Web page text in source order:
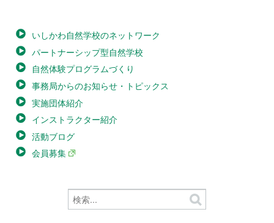
いしかわ自然学校のネットワーク
パートナーシップ型自然学校
自然体験プログラムづくり
事務局からのお知らせ・トピックス
実施団体紹介
インストラクター紹介
活動ブログ
会員募集